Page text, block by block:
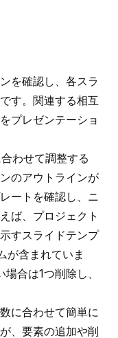
を確認し、各スラ
す。関連する相互
プレゼンテーショ
わせて調整する
のアウトラインが
ートを確認し、ニ
ば、プロジェクト
すスライドテンプ
が含まれていま
合は1つ削除し、
に合わせて簡単に
、要素の追加や削